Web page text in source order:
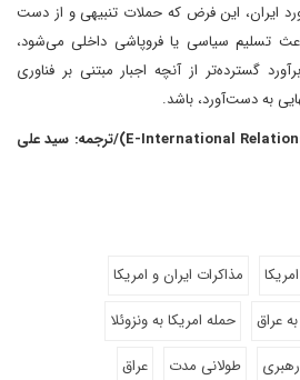
ایران، این فرض که حملات تنبیهی و از دست
تسلیم سیاسی یا فروپاشی داخلی می‌شود،
گسترده‌تر از آنچه اجبار مبتنی بر فناوری
به دست‌آورد، باشد.
(E-International Relations)/ترجمه: سید علی
مذاکرات ایران و امریکا
عراق
حمله امریکا به ونزوئلا
رهبری طولانی مدت
عراق